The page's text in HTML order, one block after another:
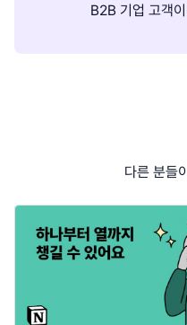
B2B 기업 고객
다른 분들